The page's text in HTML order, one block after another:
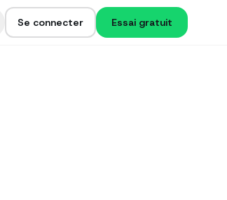
Se connecter Essai gratuit